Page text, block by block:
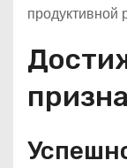
продуктивной